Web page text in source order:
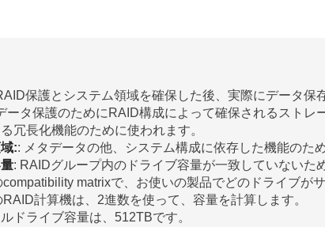
保護とシステム領域を確保した後、実際にデータ保
ータ保護のためにRAID構成によって確保されるスト
冗長化機能のために使われます。
:: メタデータの他、システム構成に依存した機能のた
: RAIDグループ内のドライブ容量が一致していないた
compatibility matrixで、お使いの製品でどのドライブが
RAID計算機は、2進数を使って、容量を計算します。
ドライブ容量は、512TBです。